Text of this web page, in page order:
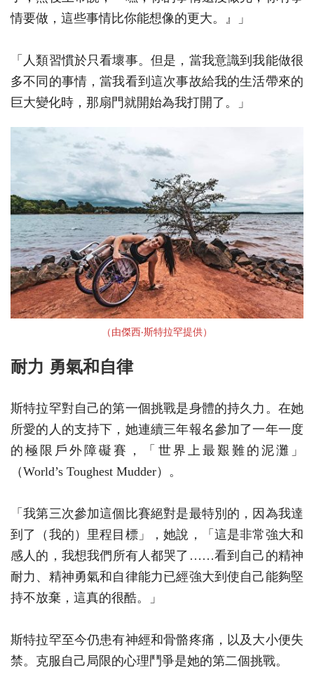
情要做，這些事情比你能想像的更大。』」
「人類習慣於只看壞事。但是，當我意識到我能做很
多不同的事情，當我看到這次事故給我的生活帶來的
巨大變化時，那扇門就開始為我打開了。」
（由傑西‧斯特拉罕提供）
耐力 勇氣和自律
斯特拉罕對自己的第一個挑戰是身體的持久力。在她
所愛的人的支持下，她連續三年報名參加了一年一度
的極限戶外障礙賽，「世界上最艱難的泥灘」
（World’s Toughest Mudder）。
「我第三次參加這個比賽絕對是最特別的，因為我達
到了（我的）里程目標」，她說，「這是非常強大和
感人的，我想我們所有人都哭了……看到自己的精神
耐力、精神勇氣和自律能力已經強大到使自己能夠堅
持不放棄，這真的很酷。」
斯特拉罕至今仍患有神經和骨骼疼痛，以及大小便失
禁。克服自己局限的心理鬥爭是她的第二個挑戰。